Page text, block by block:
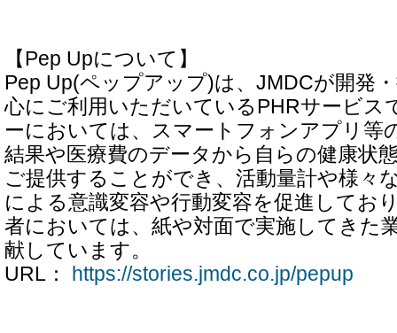
【Pep Upについて】
Pep Up(ペップアップ)は、JMDCが開発
心にご利用いただいているPHRサービス
ーにおいては、スマートフォンアプリ等
結果や医療費のデータから自らの健康状
ご提供することができ、活動量計や様々
による意識変容や行動変容を促進してお
者においては、紙や対面で実施してきた
献しています。
URL：
https://stories.jmdc.co.jp/pepup